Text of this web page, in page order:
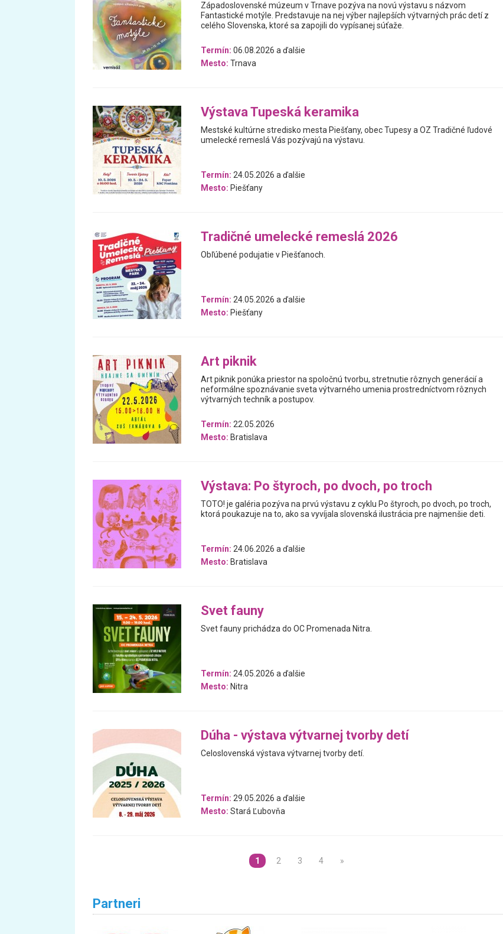
Západoslovenské múzeum v Trnave pozýva na novú výstavu s názvom
Fantastické motýle. Predstavuje na nej výber najlepších výtvarných prác detí z
celého Slovenska, ktoré sa zapojili do vypísanej súťaže.
Termín: 06.08.2026 a ďalšie
Mesto: Trnava
Výstava Tupeská keramika
Mestské kultúrne stredisko mesta Piešťany, obec Tupesy a OZ Tradičné ľudové
umelecké remeslá Vás pozývajú na výstavu.
Termín: 24.05.2026 a ďalšie
Mesto: Piešťany
Tradičné umelecké remeslá 2026
Obľúbené podujatie v Piešťanoch.
Termín: 24.05.2026 a ďalšie
Mesto: Piešťany
Art piknik
Art piknik ponúka priestor na spoločnú tvorbu, stretnutie rôznych generácií a
neformálne spoznávanie sveta výtvarného umenia prostredníctvom rôznych
výtvarných techník a postupov.
Termín: 22.05.2026
Mesto: Bratislava
Výstava: Po štyroch, po dvoch, po troch
TOTO! je galéria pozýva na prvú výstavu z cyklu Po štyroch, po dvoch, po troch,
ktorá poukazuje na to, ako sa vyvíjala slovenská ilustrácia pre najmenšie deti.
Termín: 24.06.2026 a ďalšie
Mesto: Bratislava
Svet fauny
Svet fauny prichádza do OC Promenada Nitra.
Termín: 24.05.2026 a ďalšie
Mesto: Nitra
Dúha - výstava výtvarnej tvorby detí
Celoslovenská výstava výtvarnej tvorby detí.
Termín: 29.05.2026 a ďalšie
Mesto: Stará Ľubovňa
1 2 3 4 »
Partneri